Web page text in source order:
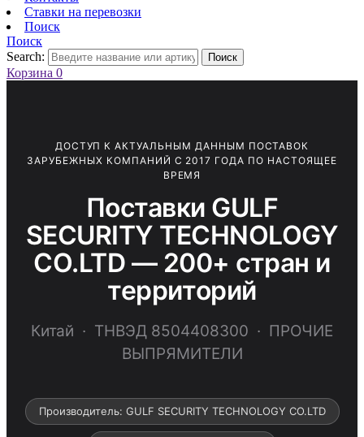
Ставки на перевозки
Поиск
Поиск
Search:
Поиск
Корзина 0
ДОСТУП К АКТУАЛЬНЫМ ДАННЫМ ПОСТАВОК
ЗАРУБЕЖНЫХ КОМПАНИЙ С 2017 ГОДА ПО НАСТОЯЩЕЕ
ВРЕМЯ
Поставки GULF
SECURITY TECHNOLOGY
CO.LTD — 200+ стран и
территорий
Китай · ТНВЭД 8504408300 · ПРОЧИЕ
ВЫПРЯМИТЕЛИ
Производитель: GULF SECURITY TECHNOLOGY CO.LTD